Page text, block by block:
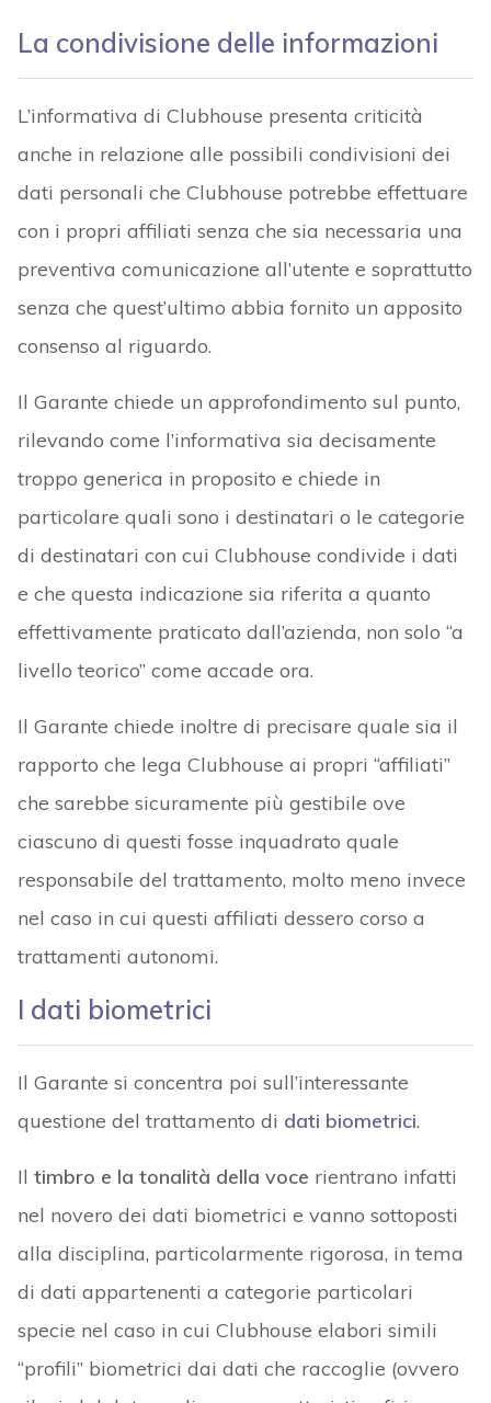
La condivisione delle informazioni
L’informativa di Clubhouse presenta criticità
anche in relazione alle possibili condivisioni dei
dati personali che Clubhouse potrebbe effettuare
con i propri affiliati senza che sia necessaria una
preventiva comunicazione all’utente e soprattutto
senza che quest’ultimo abbia fornito un apposito
consenso al riguardo.
Il Garante chiede un approfondimento sul punto,
rilevando come l’informativa sia decisamente
troppo generica in proposito e chiede in
particolare quali sono i destinatari o le categorie
di destinatari con cui Clubhouse condivide i dati
e che questa indicazione sia riferita a quanto
effettivamente praticato dall’azienda, non solo “a
livello teorico” come accade ora.
Il Garante chiede inoltre di precisare quale sia il
rapporto che lega Clubhouse ai propri “affiliati”
che sarebbe sicuramente più gestibile ove
ciascuno di questi fosse inquadrato quale
responsabile del trattamento, molto meno invece
nel caso in cui questi affiliati dessero corso a
trattamenti autonomi.
I dati biometrici
Il Garante si concentra poi sull’interessante
questione del trattamento di dati biometrici.
Il timbro e la tonalità della voce rientrano infatti
nel novero dei dati biometrici e vanno sottoposti
alla disciplina, particolarmente rigorosa, in tema
di dati appartenenti a categorie particolari
specie nel caso in cui Clubhouse elabori simili
“profili” biometrici dai dati che raccoglie (ovvero